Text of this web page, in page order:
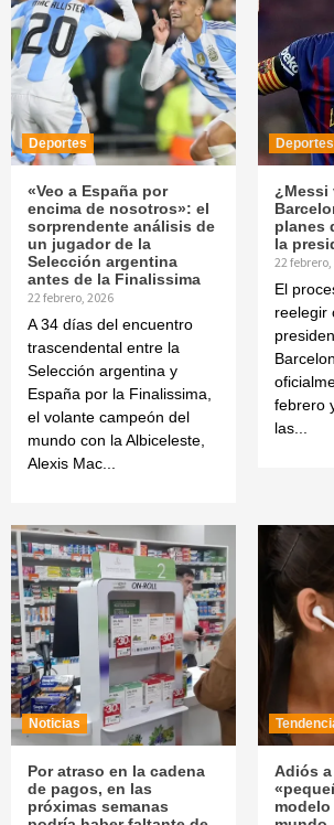
Deportes
«Veo a España por
encima de nosotros»: el
sorprendente análisis de
un jugador de la
Selección argentina
antes de la Finalissima
22 febrero, 2026
A 34 días del encuentro
trascendental entre la
Selección argentina y
España por la Finalissima,
el volante campeón del
mundo con la Albiceleste,
Alexis Mac...
Deportes
¿Messi
planes
la
22
El
reelegir
febrero
las...
Noticias
Por atraso en la cadena
de pagos, en las
próximas semanas
Adiós